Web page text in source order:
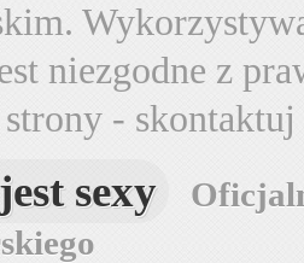
niezgodne z
strony -
sexy